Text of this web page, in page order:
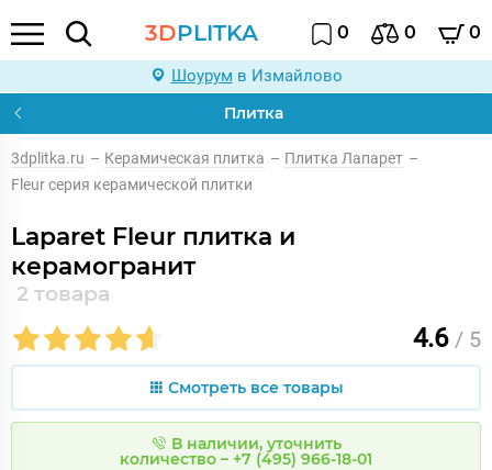
3DPLITKA 0 0 0
Шоурум в Измайлово
Плитка
3dplitka.ru – Керамическая плитка – Плитка Лапарет –
Fleur серия керамической плитки
Laparet Fleur плитка и
керамогранит
2 товара
4.6 / 5
Смотреть все товары
В наличии, уточнить
количество – +7 (495) 966-18-01